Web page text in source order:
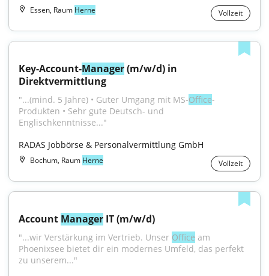
Essen, Raum Herne Vollzeit
Key-Account-Manager (m/w/d) in
Direktvermittlung
"...(mind. 5 Jahre) • Guter Umgang mit MS-Office-
Produkten • Sehr gute Deutsch- und
Englischkenntnisse..."
RADAS Jobbörse & Personalvermittlung GmbH
Bochum, Raum Herne Vollzeit
Account Manager IT (m/w/d)
"...wir Verstärkung im Vertrieb. Unser Office am
Phoenixsee bietet dir ein modernes Umfeld, das perfekt
zu unserem..."